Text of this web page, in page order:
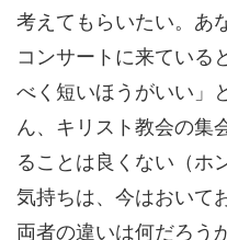
考えてもらいたい。あ
コンサートに来ている
べく短いほうがいい
ん、キリスト教会の集
ることは良くない（ホ
気持ちは、今はおいて
両者の違いは何だろ